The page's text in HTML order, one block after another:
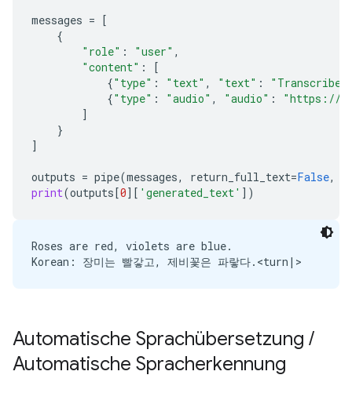
messages = [
{
"role" : "user" ,
"content" :
[
{"type" : "text" , "text" :
"Transcribe
{"type" : "audio" , "audio" :
"https://
]
}
]
outputs = pipe(messages, return_full_text=False,
print(outputs[0][ 'generated_text' ])
Roses are red, violets are blue.
Automatische Sprachübersetzung /
Automatische Spracherkennung